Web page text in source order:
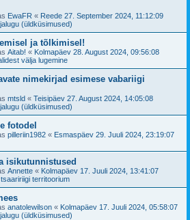
EwaFR « Reede 27. September 2024, 11:12:09
(üldküsimused)
ja tõlkimisel!
Aitab! « Kolmapäev 28. August 2024, 09:56:08
välja lugemine
nimekirjad esimese vabariigi
mtsld « Teisipäev 27. August 2024, 14:05:08
(üldküsimused)
fotodel
pilleriin1982 « Esmaspäev 29. Juuli 2024, 23:19:07
isikutunnistused
Annette « Kolmapäev 17. Juuli 2024, 13:41:07
territoorium
anatolewilson « Kolmapäev 17. Juuli 2024, 05:58:07
(üldküsimused)